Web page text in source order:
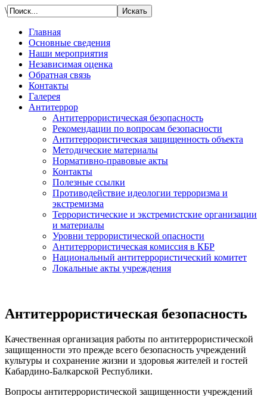
\
Главная
Основные сведения
Наши мероприятия
Независимая оценка
Обратная связь
Контакты
Галерея
Антитеррор
Антитеррористическая безопасность
Рекомендации по вопросам безопасности
Антитеррористическая защищенность объекта
Методические материалы
Нормативно-правовые акты
Контакты
Полезные ссылки
Противодействие идеологии терроризма и
экстремизма
Террористические и экстремистские организации
и материалы
Уровни террористической опасности
Антитеррористическая комиссия в КБР
Национальный антитеррористический комитет
Локальные акты учреждения
Антитеррористическая безопасность
Качественная организация работы по антитеррористической
защищенности это прежде всего безопасность учреждений
культуры и сохранение жизни и здоровья жителей и гостей
Кабардино-Балкарской Республики.
Вопросы антитеррористической защищенности учреждений